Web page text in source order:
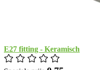
E27 fitting - Keramisch